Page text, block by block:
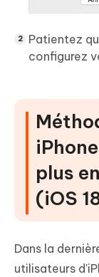
Patientez
configurez
plus
(iOS
Dans la
utilisateurs